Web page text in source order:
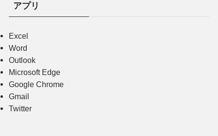
アプリ
Excel
Word
Outlook
Microsoft Edge
Google Chrome
Gmail
Twitter